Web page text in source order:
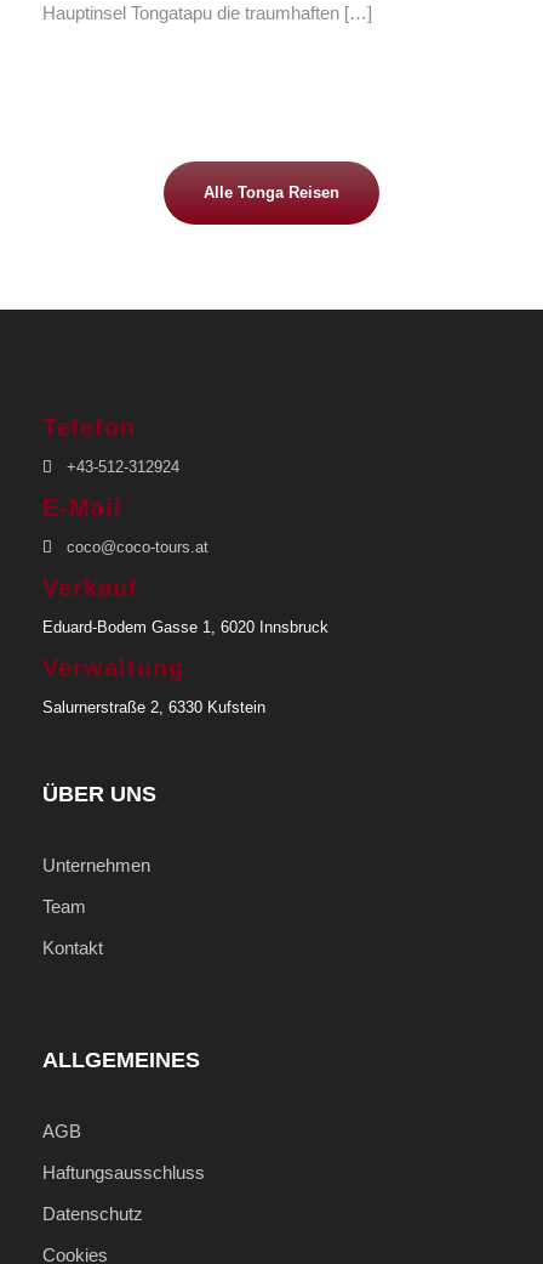
Hauptinsel Tongatapu die traumhaften […]
Alle Tonga Reisen
Telefon
+43-512-312924
E-Mail
coco@coco-tours.at
Verkauf
Eduard-Bodem Gasse 1, 6020 Innsbruck
Verwaltung
Salurnerstraße 2, 6330 Kufstein
ÜBER UNS
Unternehmen
Team
Kontakt
ALLGEMEINES
AGB
Haftungsausschluss
Datenschutz
Cookies